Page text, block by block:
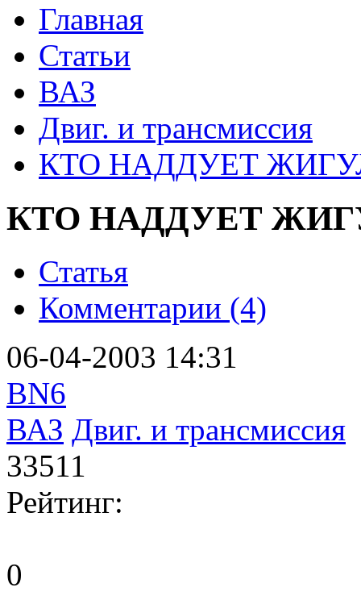
Главная
Статьи
ВАЗ
Двиг. и трансмиссия
КТО НАДДУЕТ
КТО НАДДУЕТ
Статья
Комментарии (4)
06-04-2003 14:31
BN6
ВАЗ Двиг. и трансмиссия
33511
Рейтинг:
0